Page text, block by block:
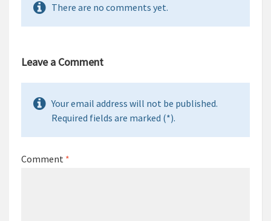
There are no comments yet.
Leave a Comment
Your email address will not be published.
Required fields are marked (*).
Comment *